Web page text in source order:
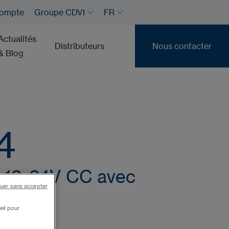
Groupe CDVI FR
Blog
Distributeurs Nous contacter
24V CC avec
pour
sans accepter